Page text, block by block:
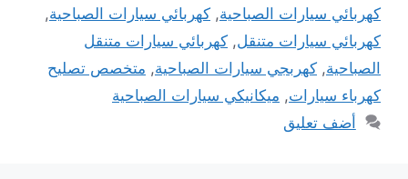
كهربائي سيارات الصباحية, كهربائي سيارات الصباحية,
كهربائي سيارات متنقل, كهربائي سيارات متنقل
الصباحية, كهربجي سيارات الصباحية, متخصص تصليح
كهرباء سيارات, ميكانيكي سيارات الصباحية
أضف تعليق